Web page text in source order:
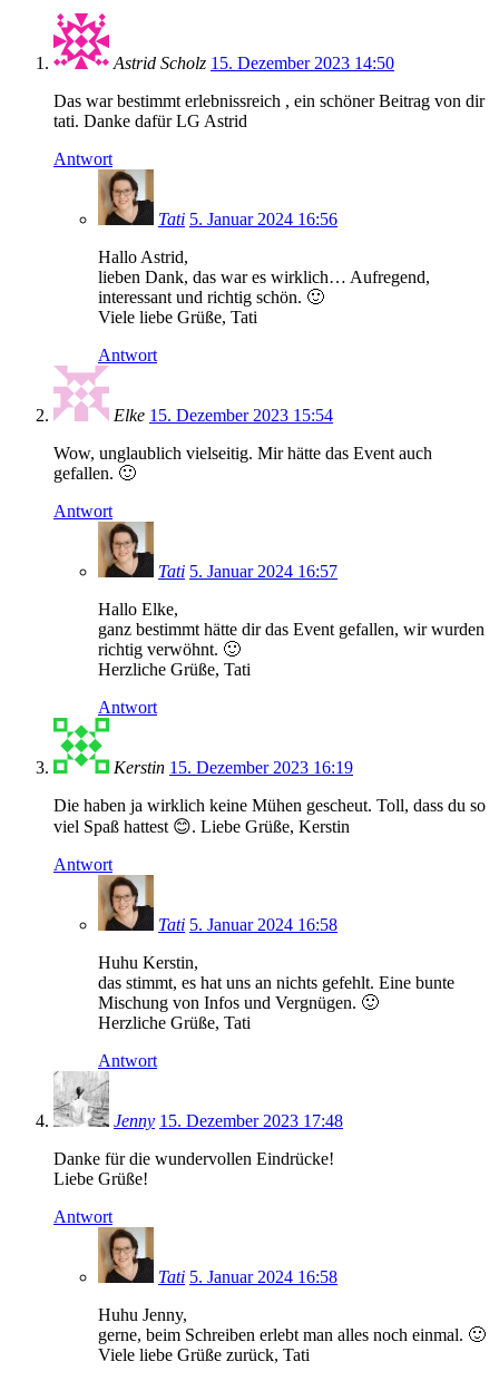
Astrid Scholz 15. Dezember 2023 14:50
Das war bestimmt erlebnissreich , ein schöner Beitrag von dir
tati. Danke dafür LG Astrid
Antwort
Tati 5. Januar 2024 16:56
Hallo Astrid,
lieben Dank, das war es wirklich… Aufregend,
interessant und richtig schön. 🙂
Viele liebe Grüße, Tati
Antwort
Elke 15. Dezember 2023 15:54
Wow, unglaublich vielseitig. Mir hätte das Event auch
gefallen. 🙂
Antwort
Tati 5. Januar 2024 16:57
Hallo Elke,
ganz bestimmt hätte dir das Event gefallen, wir wurden
richtig verwöhnt. 🙂
Herzliche Grüße, Tati
Antwort
Kerstin 15. Dezember 2023 16:19
Die haben ja wirklich keine Mühen gescheut. Toll, dass du so
viel Spaß hattest 😊. Liebe Grüße, Kerstin
Antwort
Tati 5. Januar 2024 16:58
Huhu Kerstin,
das stimmt, es hat uns an nichts gefehlt. Eine bunte
Mischung von Infos und Vergnügen. 🙂
Herzliche Grüße, Tati
Antwort
Jenny 15. Dezember 2023 17:48
Danke für die wundervollen Eindrücke!
Liebe Grüße!
Antwort
Tati 5. Januar 2024 16:58
Huhu Jenny,
gerne, beim Schreiben erlebt man alles noch einmal. 🙂
Viele liebe Grüße zurück, Tati